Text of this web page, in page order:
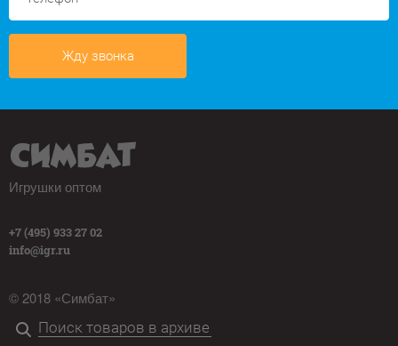
Жду звонка
Игрушки оптом
+7 (495) 933 27 02
info@igr.ru
© 2018 «Симбат»